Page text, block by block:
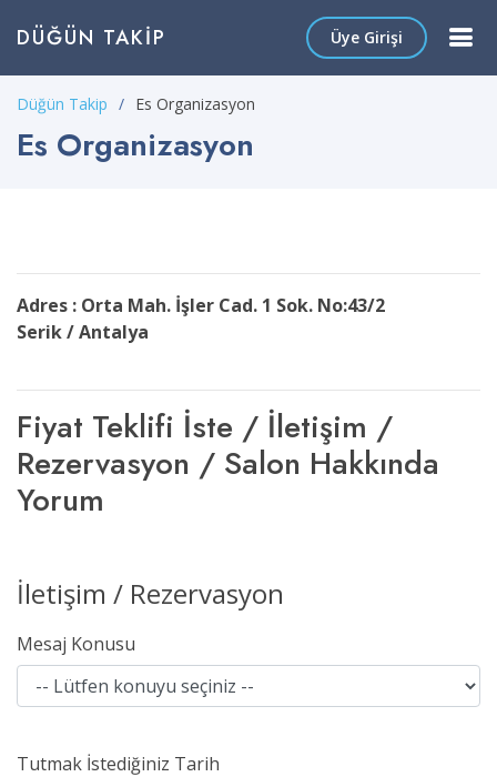
DÜĞÜN TAKIP Üye Girişi
Düğün Takip Es Organizasyon
Es Organizasyon
Adres : Orta Mah. İşler Cad. 1 Sok. No:43/2
Serik / Antalya
Fiyat Teklifi İste / İletişim /
Rezervasyon / Salon Hakkında
Yorum
İletişim / Rezervasyon
Mesaj Konusu
Tutmak İstediğiniz Tarih